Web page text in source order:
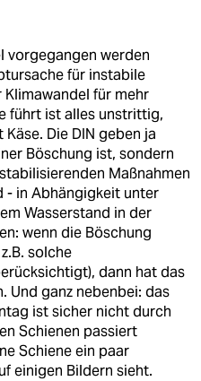
vorgegangen werden
für instabile
für mehr
führt ist alles unstrittig,
Die DIN geben ja
Böschung ist, sondern
Maßnahmen
- in Abhängigkeit unter
Wasserstand in der
wenn die Böschung
solche
dann hat das
Und ganz nebenbei: das
ist sicher nicht durch
Schienen passiert
Schiene ein paar
einigen Bildern sieht.